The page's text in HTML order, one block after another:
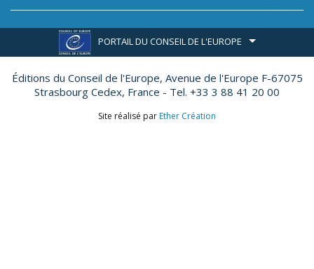
PORTAIL DU CONSEIL DE L'EUROPE
Éditions du Conseil de l'Europe, Avenue de l'Europe F-67075
Strasbourg Cedex, France - Tel. +33 3 88 41 20 00
Site réalisé par Ether Création